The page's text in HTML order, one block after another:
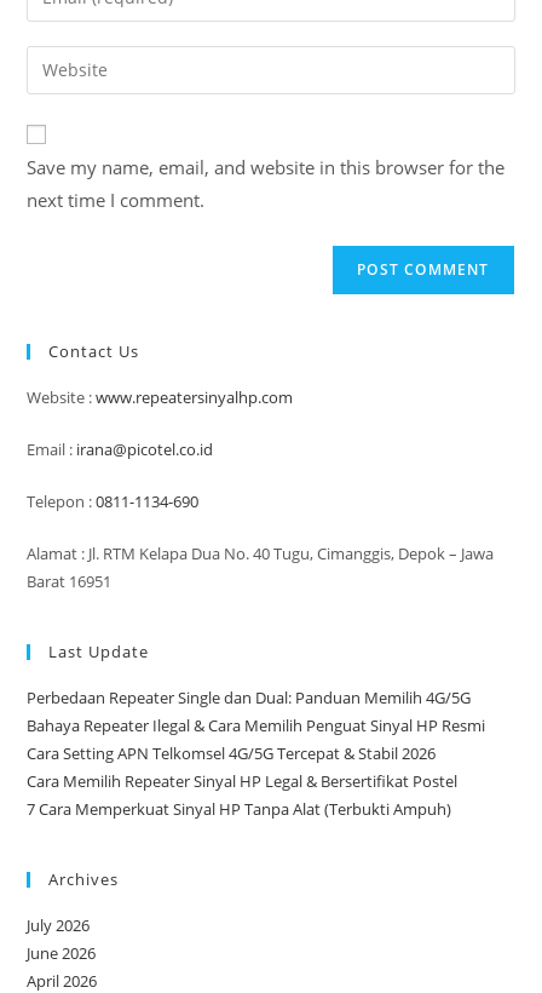
comment
your
email
address
comment
Enter
your
website
URL
(optional)
Save my name, email, and website in this browser for the
next time I comment.
Contact Us
Website :www.repeatersinyalhp.com
Email : irana@picotel.co.id
Telepon :0811-1134-690
Alamat : Jl. RTM Kelapa Dua No. 40 Tugu, Cimanggis, Depok – Jawa
Barat 16951
Last Update
Perbedaan Repeater Single dan Dual: Panduan Memilih 4G/5G
Bahaya Repeater Ilegal & Cara Memilih Penguat Sinyal HP Resmi
Cara Setting APN Telkomsel 4G/5G Tercepat & Stabil 2026
Cara Memilih Repeater Sinyal HP Legal & Bersertifikat Postel
7 Cara Memperkuat Sinyal HP Tanpa Alat (Terbukti Ampuh)
Archives
July 2026
June 2026
April 2026